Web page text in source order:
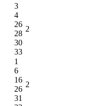
3
4
26
28
30
33
2
1
6
16
26
31
2